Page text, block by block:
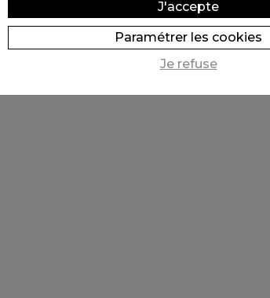
J'accepte
Paramétrer les cookies
Je refuse